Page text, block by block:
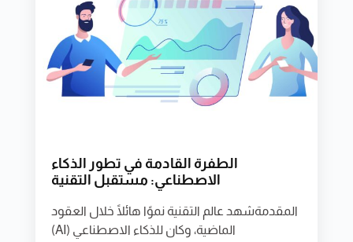
الطفرة القادمة في تطور الذكاء
الاصطناعي: مستقبل التقنية
المقدمةشهد عالم التقنية نموًا هائلًا خلال العقود
الماضية، وكان للذكاء الاصطناعي (AI)